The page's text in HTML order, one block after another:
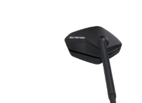
閉じる